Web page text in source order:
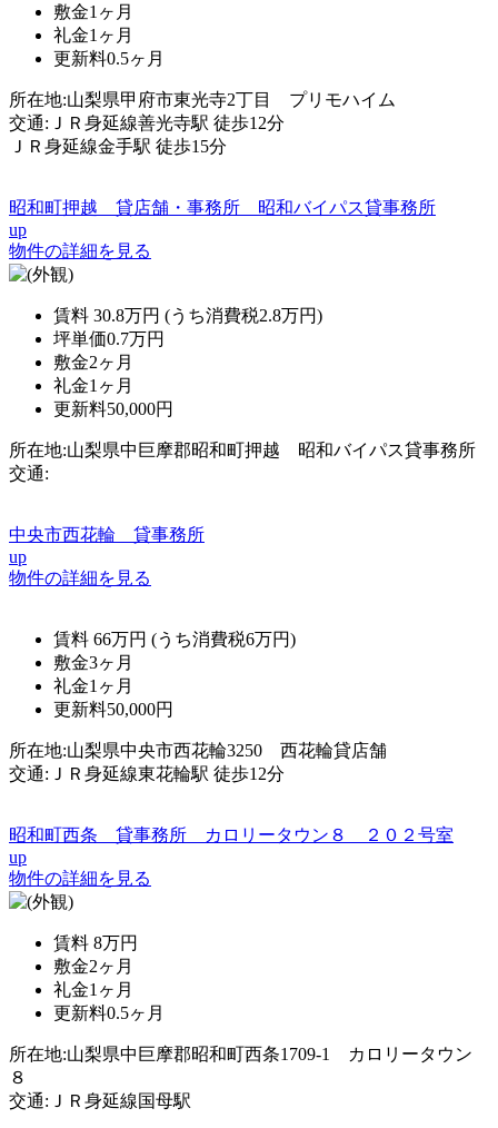
敷金1ヶ月
礼金1ヶ月
更新料0.5ヶ月
所在地:山梨県甲府市東光寺2丁目 プリモハイム
交通:ＪＲ身延線善光寺駅 徒歩12分
ＪＲ身延線金手駅 徒歩15分
昭和町押越 貸店舗・事務所 昭和バイパス貸事務所
up
物件の詳細を見る
賃料 30.8万円 (うち消費税2.8万円)
坪単価0.7万円
敷金2ヶ月
礼金1ヶ月
更新料50,000円
所在地:山梨県中巨摩郡昭和町押越 昭和バイパス貸事務所
交通:
中央市西花輪 貸事務所
up
物件の詳細を見る
賃料 66万円 (うち消費税6万円)
敷金3ヶ月
礼金1ヶ月
更新料50,000円
所在地:山梨県中央市西花輪3250 西花輪貸店舗
交通:ＪＲ身延線東花輪駅 徒歩12分
昭和町西条 貸事務所 カロリータウン８ ２０２号室
up
物件の詳細を見る
賃料 8万円
敷金2ヶ月
礼金1ヶ月
更新料0.5ヶ月
所在地:山梨県中巨摩郡昭和町西条1709-1 カロリータウン
８
交通:ＪＲ身延線国母駅